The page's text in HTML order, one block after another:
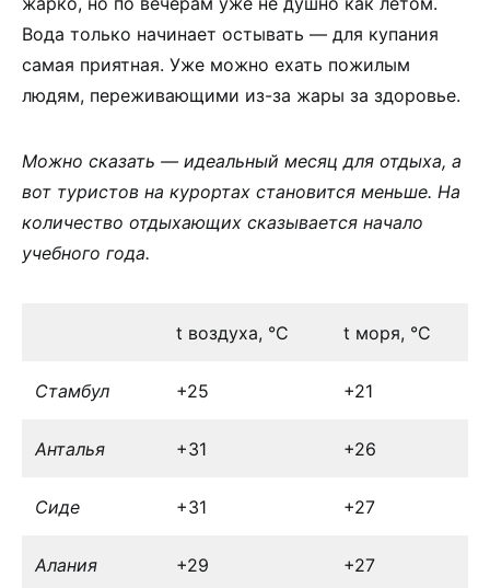
Вода только начинает остывать — для купания
самая приятная. Уже можно ехать пожилым
людям, переживающими из-за жары за здоровье.
Можно сказать — идеальный месяц для отдыха, а
вот туристов на курортах становится меньше. На
количество отдыхающих сказывается начало
учебного года.
t воздуха, °С t моря, °С
Стамбул +25 +21
Анталья +31 +26
Сиде +31 +27
Алания +29 +27